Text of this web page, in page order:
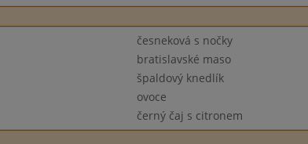
česneková s nočky
bratislavské maso
špaldový knedlík
ovoce
černý čaj s citronem